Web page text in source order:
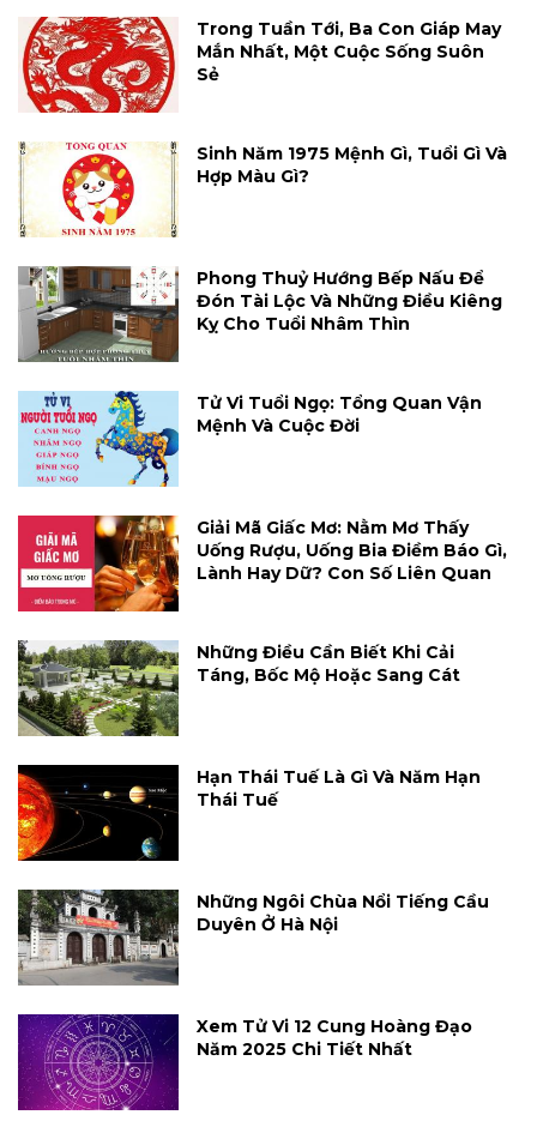
Trong Tuần Tới, Ba Con Giáp May
Mắn Nhất, Một Cuộc Sống Suôn
Sẻ
Sinh Năm 1975 Mệnh Gì, Tuổi Gì Và
Hợp Màu Gì?
Phong Thuỷ Hướng Bếp Nấu Để
Đón Tài Lộc Và Những Điều Kiêng
Kỵ Cho Tuổi Nhâm Thìn
Tử Vi Tuổi Ngọ: Tổng Quan Vận
Mệnh Và Cuộc Đời
Giải Mã Giấc Mơ: Nằm Mơ Thấy
Uống Rượu, Uống Bia Điềm Báo Gì,
Lành Hay Dữ? Con Số Liên Quan
Những Điều Cần Biết Khi Cải
Táng, Bốc Mộ Hoặc Sang Cát
Hạn Thái Tuế Là Gì Và Năm Hạn
Thái Tuế
Những Ngôi Chùa Nổi Tiếng Cầu
Duyên Ở Hà Nội
Xem Tử Vi 12 Cung Hoàng Đạo
Năm 2025 Chi Tiết Nhất